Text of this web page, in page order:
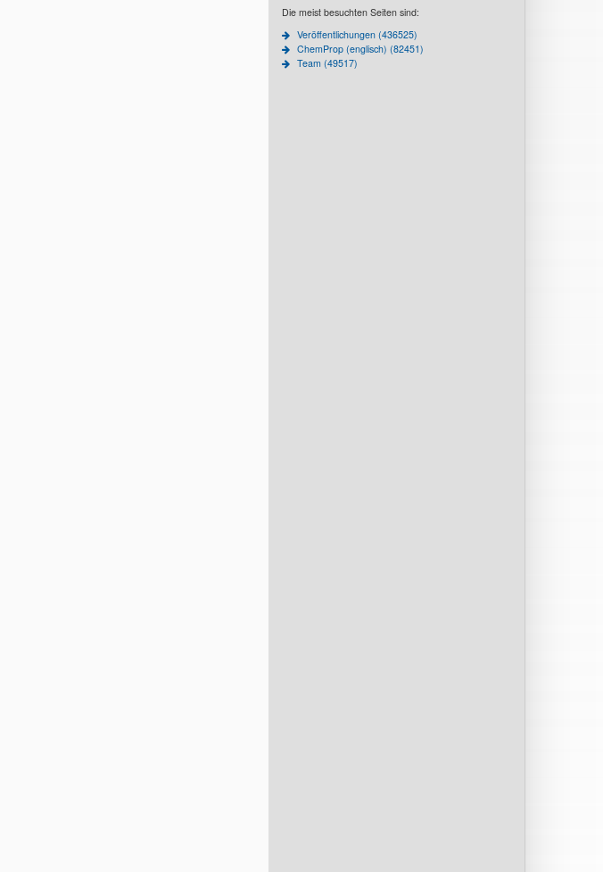
Die meist besuchten Seiten sind:
Veröffentlichungen (436525)
ChemProp (englisch) (82451)
Team (49517)